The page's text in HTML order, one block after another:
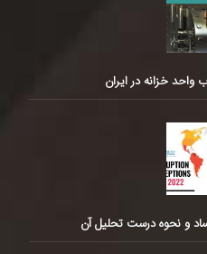
خزانه در ایران
و نحوه درست تحلیل آن